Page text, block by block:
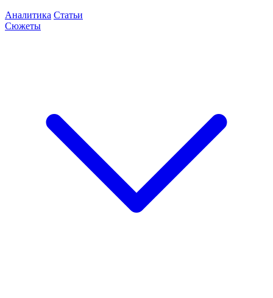
Аналитика Статьи
Сюжеты